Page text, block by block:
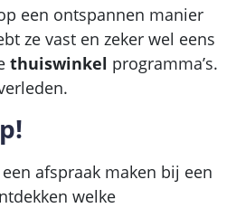
een ontspannen manier
ze vast en zeker wel eens
thuiswinkel programma’s.
afspraak maken bij een
welke